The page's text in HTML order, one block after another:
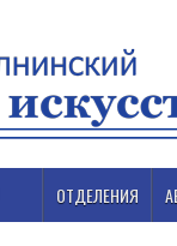
ОТДЕЛЕНИЯ